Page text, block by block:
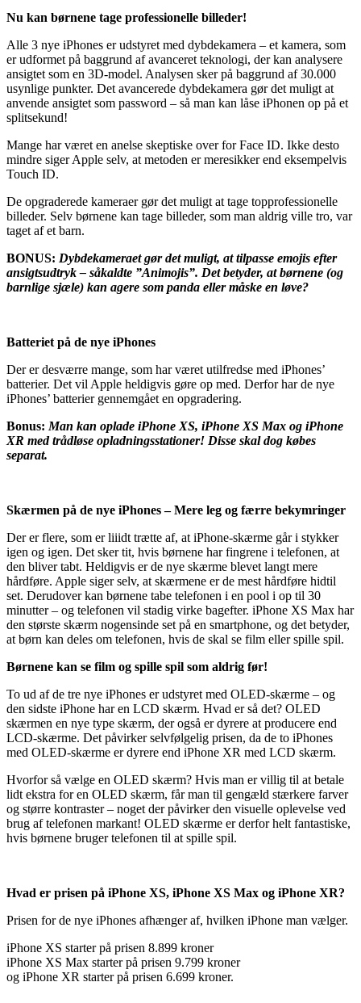
Nu kan børnene tage professionelle billeder!
Alle 3 nye iPhones er udstyret med dybdekamera – et kamera, som
er udformet på baggrund af avanceret teknologi, der kan analysere
ansigtet som en 3D-model. Analysen sker på baggrund af 30.000
usynlige punkter. Det avancerede dybdekamera gør det muligt at
anvende ansigtet som password – så man kan låse iPhonen op på et
splitsekund!
Mange har været en anelse skeptiske over for Face ID. Ikke desto
mindre siger Apple selv, at metoden er meresikker end eksempelvis
Touch ID.
De opgraderede kameraer gør det muligt at tage topprofessionelle
billeder. Selv børnene kan tage billeder, som man aldrig ville tro, var
taget af et barn.
BONUS: Dybdekameraet gør det muligt, at tilpasse emojis efter
ansigtsudtryk – såkaldte ”Animojis”. Det betyder, at børnene (og
barnlige sjæle) kan agere som panda eller måske en løve?
Batteriet på de nye iPhones
Der er desværre mange, som har været utilfredse med iPhones’
batterier. Det vil Apple heldigvis gøre op med. Derfor har de nye
iPhones’ batterier gennemgået en opgradering.
Bonus: Man kan oplade iPhone XS, iPhone XS Max og iPhone
XR med trådløse opladningsstationer! Disse skal dog købes
separat.
Skærmen på de nye iPhones – Mere leg og færre bekymringer
Der er flere, som er liiidt trætte af, at iPhone-skærme går i stykker
igen og igen. Det sker tit, hvis børnene har fingrene i telefonen, at
den bliver tabt. Heldigvis er de nye skærme blevet langt mere
hårdføre. Apple siger selv, at skærmene er de mest hårdføre hidtil
set. Derudover kan børnene tabe telefonen i en pool i op til 30
minutter – og telefonen vil stadig virke bagefter. iPhone XS Max har
den største skærm nogensinde set på en smartphone, og det betyder,
at børn kan deles om telefonen, hvis de skal se film eller spille spil.
Børnene kan se film og spille spil som aldrig før!
To ud af de tre nye iPhones er udstyret med OLED-skærme – og
den sidste iPhone har en LCD skærm. Hvad er så det? OLED
skærmen en nye type skærm, der også er dyrere at producere end
LCD-skærme. Det påvirker selvfølgelig prisen, da de to iPhones
med OLED-skærme er dyrere end iPhone XR med LCD skærm.
Hvorfor så vælge en OLED skærm? Hvis man er villig til at betale
lidt ekstra for en OLED skærm, får man til gengæld stærkere farver
og større kontraster – noget der påvirker den visuelle oplevelse ved
brug af telefonen markant! OLED skærme er derfor helt fantastiske,
hvis børnene bruger telefonen til at spille spil.
Hvad er prisen på iPhone XS, iPhone XS Max og iPhone XR?
Prisen for de nye iPhones afhænger af, hvilken iPhone man vælger.
iPhone XS starter på prisen 8.899 kroner
iPhone XS Max starter på prisen 9.799 kroner
og iPhone XR starter på prisen 6.699 kroner.